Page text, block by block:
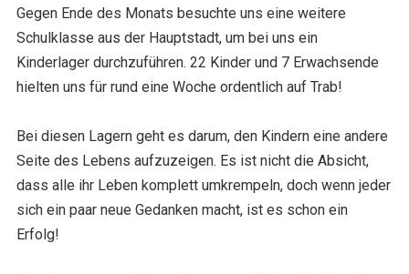
Gegen Ende des Monats besuchte uns eine weitere
Schulklasse aus der Hauptstadt, um bei uns ein
Kinderlager durchzuführen. 22 Kinder und 7 Erwachsende
hielten uns für rund eine Woche ordentlich auf Trab!
Bei diesen Lagern geht es darum, den Kindern eine andere
Seite des Lebens aufzuzeigen. Es ist nicht die Absicht,
dass alle ihr Leben komplett umkrempeln, doch wenn jeder
sich ein paar neue Gedanken macht, ist es schon ein
Erfolg!